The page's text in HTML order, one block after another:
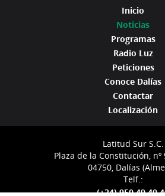
Inicio
Noticias
Programas
Radio Luz
Peticiones
Conoce Dalías
Contactar
Localización
Latitud Sur S.C.
Plaza de la Constitución, nº
04750, Dalías
Telf.:
(+34) 950 49 40